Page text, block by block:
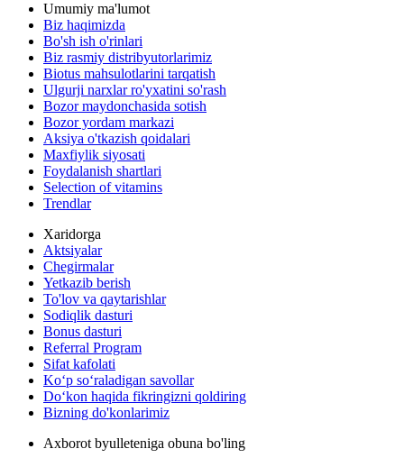
Umumiy ma'lumot
Biz haqimizda
Bo'sh ish o'rinlari
Biz rasmiy distribyutorlarimiz
Biotus mahsulotlarini tarqatish
Ulgurji narxlar ro'yxatini so'rash
Bozor maydonchasida sotish
Bozor yordam markazi
Aksiya o'tkazish qoidalari
Maxfiylik siyosati
Foydalanish shartlari
Selection of vitamins
Trendlar
Xaridorga
Aktsiyalar
Chegirmalar
Yetkazib berish
To'lov va qaytarishlar
Sodiqlik dasturi
Bonus dasturi
Referral Program
Sifat kafolati
Ko‘p so‘raladigan savollar
Do‘kon haqida fikringizni qoldiring
Bizning do'konlarimiz
Axborot byulleteniga obuna bo'ling